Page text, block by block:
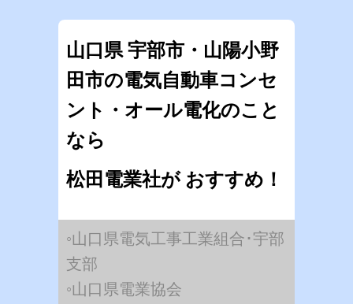
山口県 宇部市・山陽小野
田市の電気自動車コンセ
ント・オール電化のこと
なら
松田電業社が おすすめ！
◦山口県電気工事工業組合･宇部
支部
◦山口県電業協会